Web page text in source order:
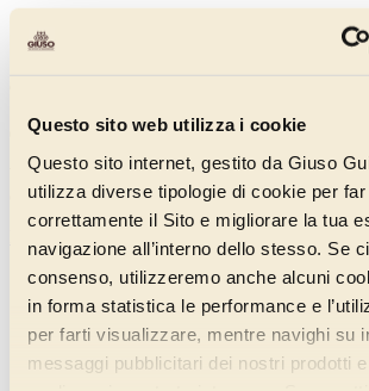
Questo sito web utilizza i cookie
Questo sito internet, gestito da Giuso
utilizza diverse tipologie di cookie per
correttamente il Sito e migliorare la tua
navigazione all’interno dello stesso. Se
consenso, utilizzeremo anche alcuni
in forma statistica le performance e
per farti visualizzare, mentre navighi su
messaggi pubblicitari dei nostri prodotti
000AP120
With real white chocolate for a gelato with the
chocolate.